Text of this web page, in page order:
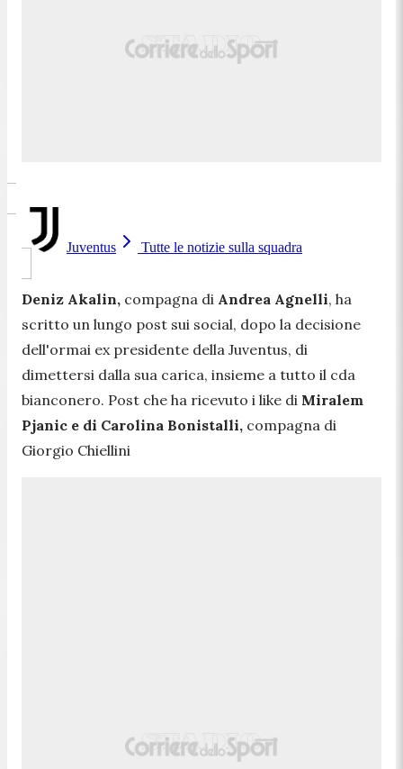
Juventus Tutte le notizie sulla squadra
Deniz Akalin, compagna di Andrea Agnelli, ha
scritto un lungo post sui social, dopo la decisione
dell'ormai ex presidente della Juventus, di
dimettersi dalla sua carica, insieme a tutto il cda
bianconero. Post che ha ricevuto i like di Miralem
Pjanic e di Carolina Bonistalli, compagna di
Giorgio Chiellini